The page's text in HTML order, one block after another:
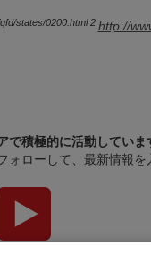
states/0200.html2 http://
で積極的に活動していま
ォローして、最新情報を